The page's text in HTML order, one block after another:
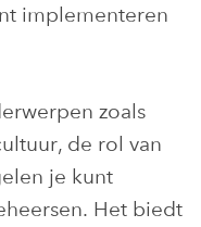
implementeren
zoals
de rol van
je kunt
Het biedt